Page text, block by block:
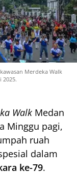
Merdeka Walk
2025.
Walk Medan
Minggu pagi,
ruah
dalam
ke-79.